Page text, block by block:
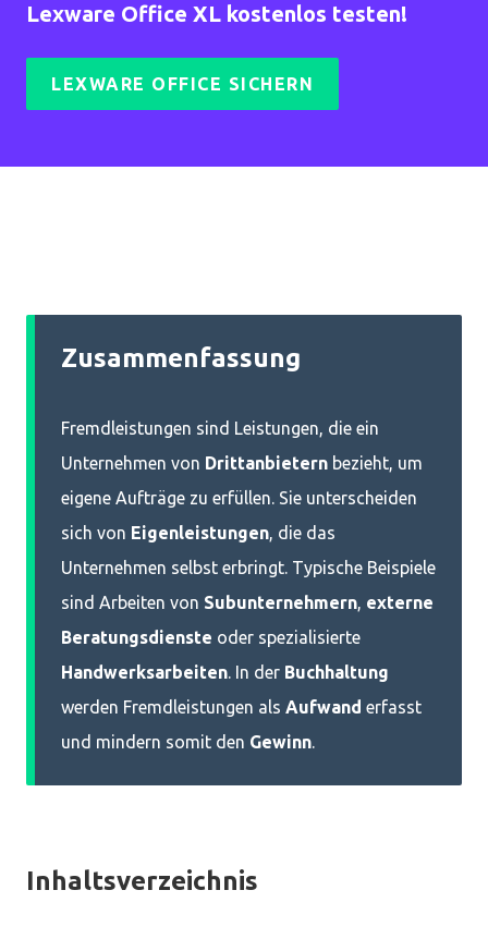
Lexware Office XL kostenlos testen!
LEXWARE OFFICE SICHERN
Zusammenfassung
Fremdleistungen sind Leistungen, die ein
Unternehmen von Drittanbietern bezieht, um
eigene Aufträge zu erfüllen. Sie unterscheiden
sich von Eigenleistungen, die das
Unternehmen selbst erbringt. Typische Beispiele
sind Arbeiten von Subunternehmern, externe
Beratungsdienste oder spezialisierte
Handwerksarbeiten. In der Buchhaltung
werden Fremdleistungen als Aufwand erfasst
und mindern somit den Gewinn.
Inhaltsverzeichnis